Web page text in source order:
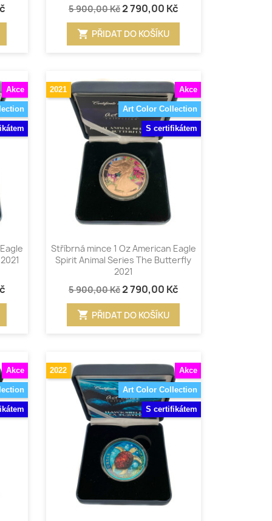
5 900,00 Kč2 790,00 Kč
shopping_cart PŘIDAT DO KOŠÍKU
Akce Akce
Art Color Collection
S certifikátem
2021
Rychlý náhled
Stříbrná mince 1 Oz American Eagle
Spirit Animal Series The Butterfly
2021
5 900,00 Kč2 790,00 Kč
shopping_cart PŘIDAT DO KOŠÍKU
Akce Akce
Art Color Collection
2022
S certifikátem